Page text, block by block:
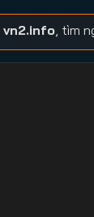
vn2.info, tìm